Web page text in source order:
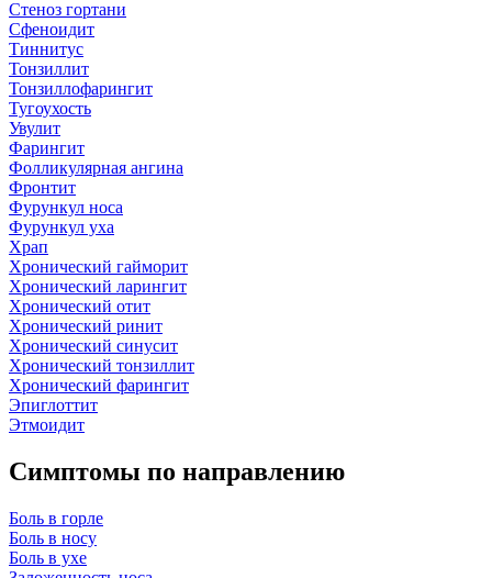
Стеноз гортани
Сфеноидит
Тиннитус
Тонзиллит
Тонзиллофарингит
Тугоухость
Увулит
Фарингит
Фолликулярная ангина
Фронтит
Фурункул носа
Фурункул уха
Храп
Хронический гайморит
Хронический ларингит
Хронический отит
Хронический ринит
Хронический синусит
Хронический тонзиллит
Хронический фарингит
Эпиглоттит
Этмоидит
Симптомы по направлению
Боль в горле
Боль в носу
Боль в ухе